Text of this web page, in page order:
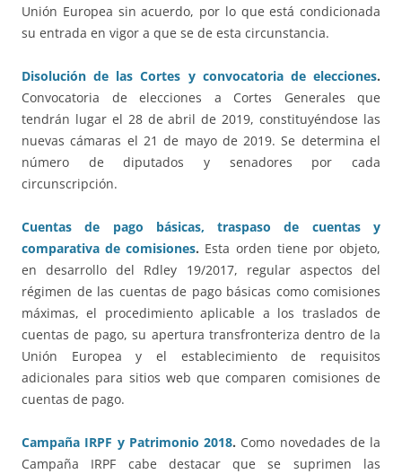
Unión Europea sin acuerdo, por lo que está condicionada
su entrada en vigor a que se de esta circunstancia.
Disolución de las Cortes y convocatoria de elecciones.
Convocatoria de elecciones a Cortes Generales que
tendrán lugar el 28 de abril de 2019, constituyéndose las
nuevas cámaras el 21 de mayo de 2019. Se determina el
número de diputados y senadores por cada
circunscripción.
Cuentas de pago básicas, traspaso de cuentas y
comparativa de comisiones. Esta orden tiene por objeto,
en desarrollo del Rdley 19/2017, regular aspectos del
régimen de las cuentas de pago básicas como comisiones
máximas, el procedimiento aplicable a los traslados de
cuentas de pago, su apertura transfronteriza dentro de la
Unión Europea y el establecimiento de requisitos
adicionales para sitios web que comparen comisiones de
cuentas de pago.
Campaña IRPF y Patrimonio 2018. Como novedades de la
Campaña IRPF cabe destacar que se suprimen las